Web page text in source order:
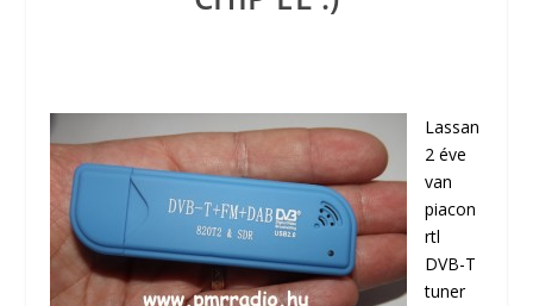
Lassan
2 éve
van
piacon
rtl
DVB-T
tuner